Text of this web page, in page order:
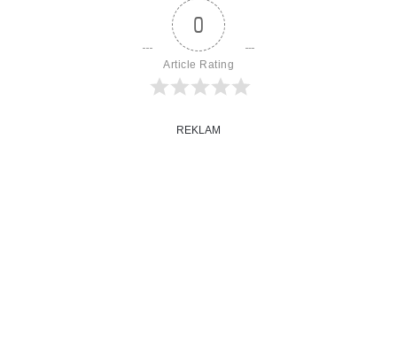
0
Article Rating
REKLAM